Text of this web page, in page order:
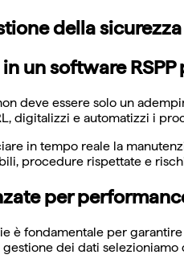
della
un software
deve essere solo un
digitalizzi e automatizzi i
in tempo reale la
procedure rispettate e
per
è fondamentale per
dei dati